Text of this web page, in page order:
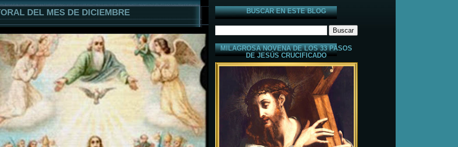
DEL MES DE DICIEMBRE BUSCAR EN ESTE BLOG
MILAGROSA NOVENA DE LOS 33 PASOS
DE JESÚS CRUCIFICADO